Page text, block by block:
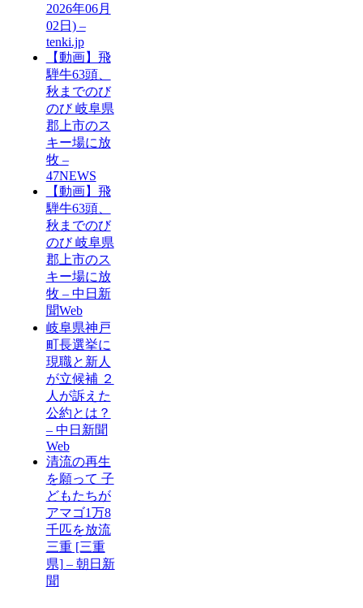
2026年06月
02日) –
tenki.jp
【動画】飛
騨牛63頭、
秋までのび
のび 岐阜県
郡上市のス
キー場に放
牧 –
47NEWS
【動画】飛
騨牛63頭、
秋までのび
のび 岐阜県
郡上市のス
キー場に放
牧 – 中日新
聞Web
岐阜県神戸
町長選挙に
現職と新人
が立候補 ２
人が訴えた
公約とは？
– 中日新聞
Web
清流の再生
を願って 子
どもたちが
アマゴ1万8
千匹を放流
三重 [三重
県] – 朝日新
聞